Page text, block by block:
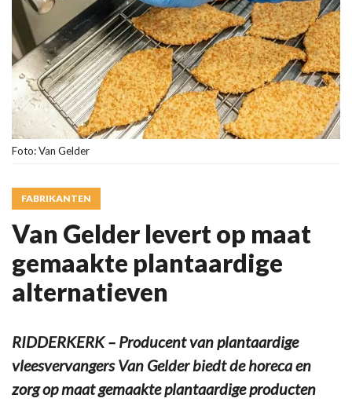
Foto: Van Gelder
FABRIKANTEN
Van Gelder levert op maat
gemaakte plantaardige
alternatieven
RIDDERKERK – Producent van plantaardige
vleesvervangers Van Gelder biedt de horeca en
zorg op maat gemaakte plantaardige producten